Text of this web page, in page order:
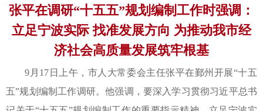
张平在调研“十五五”规划编制工作时强调：
立足宁波实际 找准发展方向 为推动我市经
济社会高质量发展筑牢根基
9月17日上午，市人大常委会主任张平在鄞州开展“十五
五”规划编制工作调研。他强调，要深入学习贯彻习近平总书